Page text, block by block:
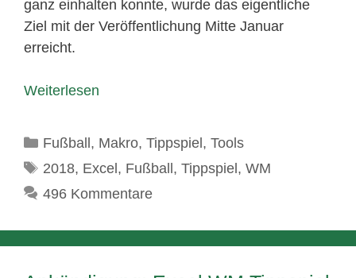
ganz einhalten konnte, wurde das eigentliche
Ziel mit der Veröffentlichung Mitte Januar
erreicht.
Weiterlesen
Kategorien
Fußball , Makro, Tippspiel , Tools
Schlagwörter
2018, Excel , Fußball , Tippspiel , WM
496 Kommentare